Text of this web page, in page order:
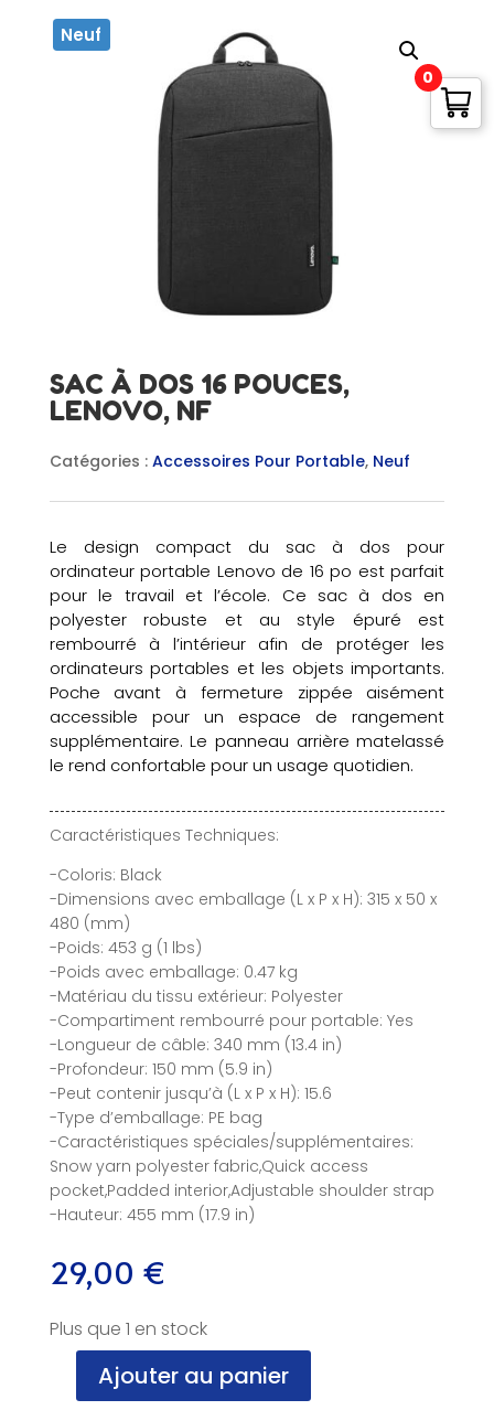
Neuf
SAC À DOS 16 POUCES,
LENOVO, NF
Catégories : Accessoires Pour Portable, Neuf
Le design compact du sac à dos pour
ordinateur portable Lenovo de 16 po est parfait
pour le travail et l’école. Ce sac à dos en
polyester robuste et au style épuré est
rembourré à l’intérieur afin de protéger les
ordinateurs portables et les objets importants.
Poche avant à fermeture zippée aisément
accessible pour un espace de rangement
supplémentaire. Le panneau arrière matelassé
le rend confortable pour un usage quotidien.
Caractéristiques Techniques:
-Coloris: Black
-Dimensions avec emballage (L x P x H): 315 x 50 x
480 (mm)
-Poids: 453 g (1 lbs)
-Poids avec emballage: 0.47 kg
-Matériau du tissu extérieur: Polyester
-Compartiment rembourré pour portable: Yes
-Longueur de câble: 340 mm (13.4 in)
-Profondeur: 150 mm (5.9 in)
-Peut contenir jusqu’à (L x P x H): 15.6
-Type d’emballage: PE bag
-Caractéristiques spéciales/supplémentaires:
Snow yarn polyester fabric,Quick access
pocket,Padded interior,Adjustable shoulder strap
-Hauteur: 455 mm (17.9 in)
29,00 €
Plus que 1 en stock
quantitéAjouter au panier
0